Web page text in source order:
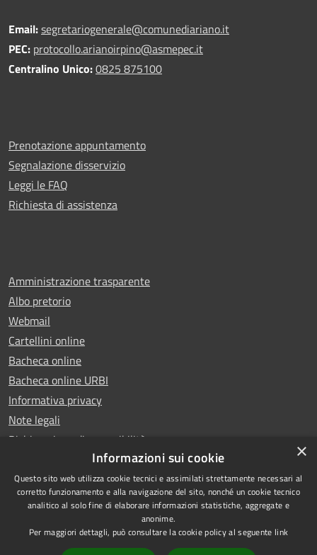
Email:segretariogenerale@comunediariano.it
PEC: protocollo.arianoirpino@asmepec.it
Centralino Unico:0825 875100
Prenotazione appuntamento
Segnalazione disservizio
Leggi le FAQ
Richiesta di assistenza
Amministrazione trasparente
Albo pretorio
Webmail
Cartellini online
Bacheca online
Bacheca online URBI
Informativa privacy
Note legali
Dichiarazione di accessibilità
RSS
Accessibilità
Copyright © 2025 Comune di
Ariano Irpino
Powered byMunicipium
×
Informazioni sui cookie
Questo sito web utilizza cookie tecnici e assimilati strettamente necessari al
corretto funzionamento e alla navigazione del sito, nonché un cookie tecnico
analitico al solo fine di elaborare informazioni statistiche, aggregate e
anonime.
Per maggiori dettagli, può consultare la cookie policy al seguente link